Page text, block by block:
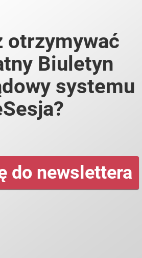
otrzymywać
Biuletyn
systemu
do newslettera